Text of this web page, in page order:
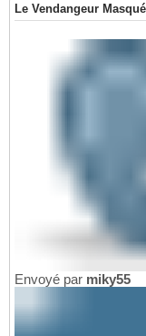
Le Vendangeur Masqué
Envoyé par miky55